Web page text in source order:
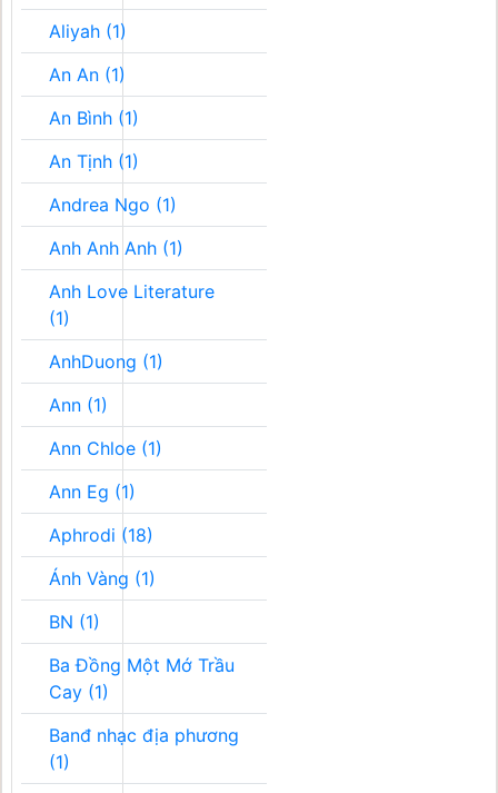
Aliyah (1)
An An (1)
An Bình (1)
An Tịnh (1)
Andrea Ngo (1)
Anh Anh Anh (1)
Anh Love Literature
(1)
AnhDuong (1)
Ann (1)
Ann Chloe (1)
Ann Eg (1)
Aphrodi (18)
Ánh Vàng (1)
BN (1)
Ba Đồng Một Mớ Trầu
Cay (1)
Banđ nhạc địa phương
(1)